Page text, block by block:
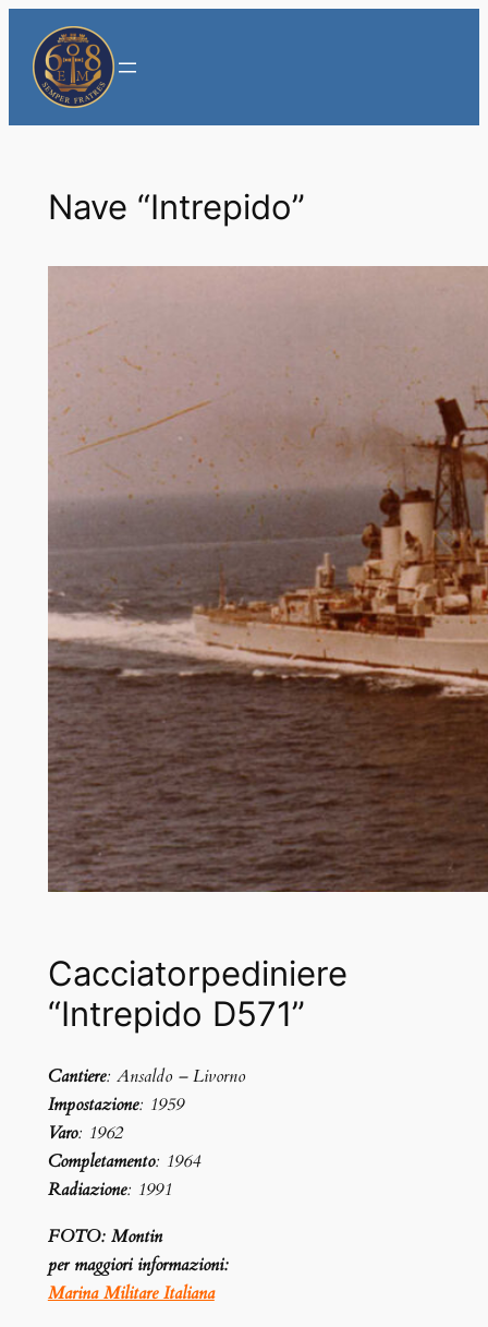
contenuto
Nave “Intrepido”
Cacciatorpediniere
“Intrepido D571”
Cantiere: Ansaldo – Livorno
Impostazione: 1959
Varo: 1962
Completamento: 1964
Radiazione: 1991
FOTO: Montin
per maggiori informazioni:
Marina Militare Italiana